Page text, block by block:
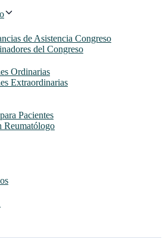
de Asistencia Congreso
del Congreso
Ordinarias
Extraordinarias
Pacientes
Reumatólogo